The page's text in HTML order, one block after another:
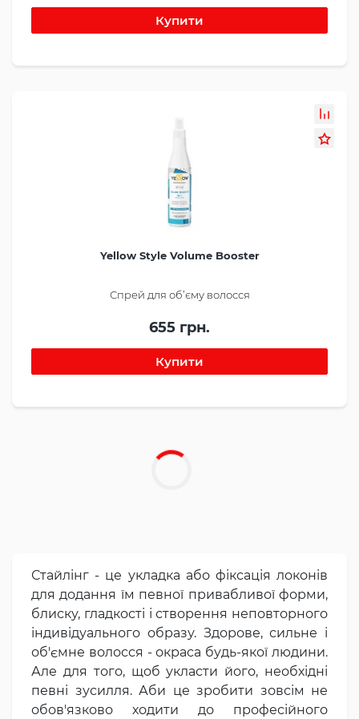
Yellow Style Volume Booster
Спрей для об’єму волосся
655 грн.
Стайлінг - це укладка або фіксація локонів
для додання їм певної привабливої форми,
блиску, гладкості і створення неповторного
індивідуального образу. Здорове, сильне і
об'ємне волосся - окраса будь-якої людини.
Але для того, щоб укласти його, необхідні
певні зусилля. Аби це зробити зовсім не
обов'язково ходити до професійного